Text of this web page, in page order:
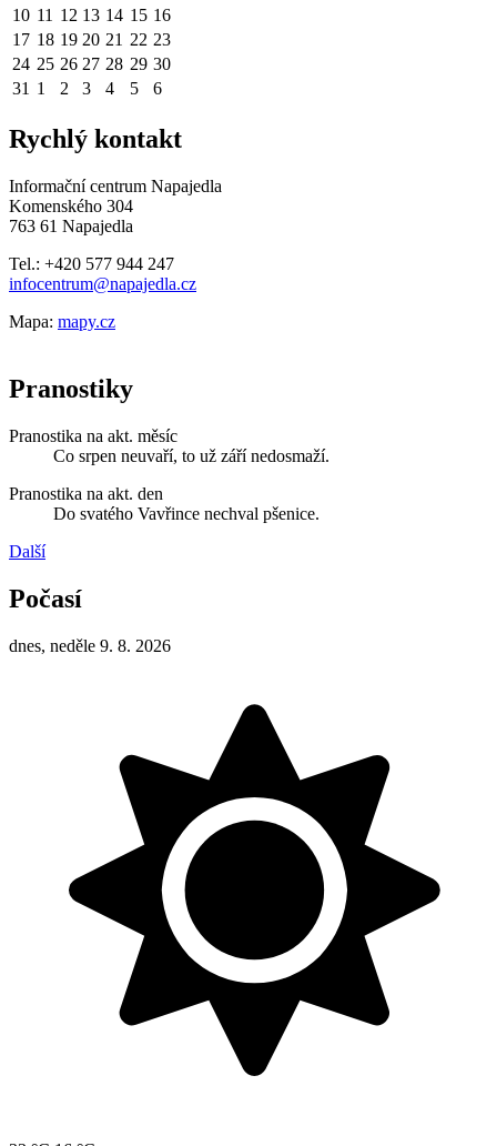
10 11 12 13 14 15 16
17 18 19 20 21 22 23
24 25 26 27 28 29 30
31 1 2 3 4 5 6
Rychlý kontakt
Informační centrum Napajedla
Komenského 304
763 61 Napajedla
Tel.: +420 577 944 247
infocentrum@napajedla.cz
Mapa: mapy.cz
Pranostiky
Pranostika na akt. měsíc
Co srpen neuvaří, to už září nedosmaží.
Pranostika na akt. den
Do svatého Vavřince nechval pšenice.
Další
Počasí
dnes, neděle 9. 8. 2026